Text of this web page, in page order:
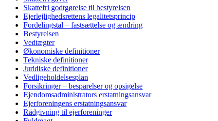
Skattefri godtgørelse til bestyrelsen
Ejerlejlighedsrettens legalitetsprincip
Fordelingstal – fastsættelse og ændring
Bestyrelsen
Vedtægter
Økonomiske definitioner
Tekniske definitioner
Juridiske definitioner
Vedligeholdelsesplan
Forsikringer – besparelser og opsigelse
Ejendomsadministrators erstatningsansvar
Ejerforeningens erstatningsansvar
Rådgivning til ejerforeninger